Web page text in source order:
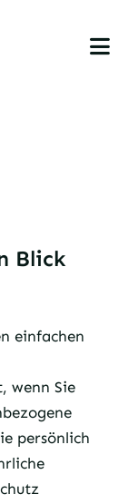
Blick
einfachen
wenn Sie
persönlich